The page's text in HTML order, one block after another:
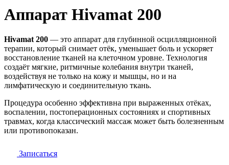
Аппарат Hivamat 200
Hivamat 200 — это аппарат для глубинной осцилляционной
терапии, который снимает отёк, уменьшает боль и ускоряет
восстановление тканей на клеточном уровне. Технология
создаёт мягкие, ритмичные колебания внутри тканей,
воздействуя не только на кожу и мышцы, но и на
лимфатическую и соединительную ткань.
Процедура особенно эффективна при выраженных отёках,
воспалении, постоперационных состояниях и спортивных
травмах, когда классический массаж может быть болезненным
или противопоказан.
Записаться